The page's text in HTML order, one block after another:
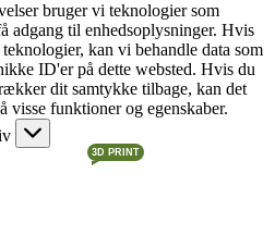
bruger vi teknologier som
adgang til enhedsoplysninger. Hvis
kan vi behandle data som
ID'er på dette websted. Hvis du
dit samtykke tilbage, kan det
visse funktioner og egenskaber.
3D PRINT